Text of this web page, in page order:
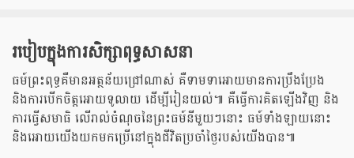
របៀបក្នុងការសិក្សាពុទ្ធសាសនា
ធម៍ព្រះពុទ្ធគឺមានអត្ថន័យជ្រៅណាស់ គឺទាមទាអោយមានការប្រឹងប្រែង
និងការបើកចិត្តអោយទូលាយ ដើម្បីរៀនយល់៕ គឺធ្វើការគិតឡើងវិញ និង
ការធ្វើសមាធិ លើរាល់ចំណុចនៃព្រះធម៍នីមួយៗនោះ ធម៍ទាំងឡាយនោះ
និងអោយយើងយកមកប្រើនៅក្នុងជីវិតប្រចាំថ្ងៃរបស់យើងបាន៕